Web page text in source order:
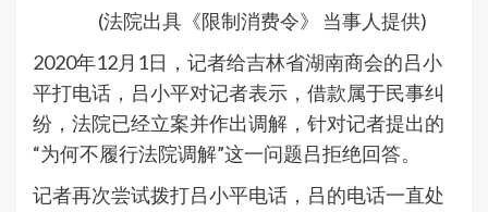
(法院出具《限制消费令》 当事人提供)
2020年12月1日，记者给吉林省湖南商会的吕小
平打电话，吕小平对记者表示，借款属于民事纠
纷，法院已经立案并作出调解，针对记者提出的
“为何不履行法院调解”这一问题吕拒绝回答。
记者再次尝试拨打吕小平电话，吕的电话一直处